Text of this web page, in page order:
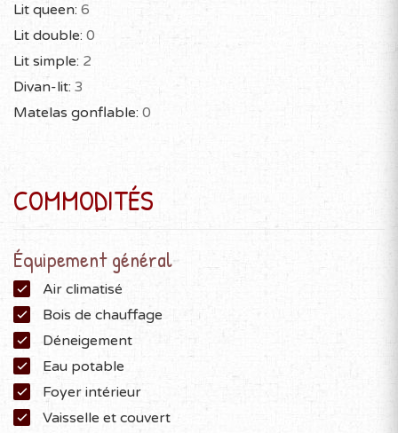
* 20 personnes
* directement sur le bord du superbe lac White Rocks!
(privé)
* pêche
* Quai avec pédalo, kayaks et paddleboards
* foyer extérieur
* table de billard
* table de ping pong
* table air hockey
* hockey sur table
* jeu arcade basket ball
* 4000 jeux video arcade rétro
* terrain boisé, isolé
Lit queen: 6
Lit double: 0
Lit simple: 2
Divan-lit: 3
Matelas gonflable: 0
COMMODITÉS
Équipement général
Air climatisé
Bois de chauffage
Déneigement
Eau potable
Foyer intérieur
Vaisselle et couvert